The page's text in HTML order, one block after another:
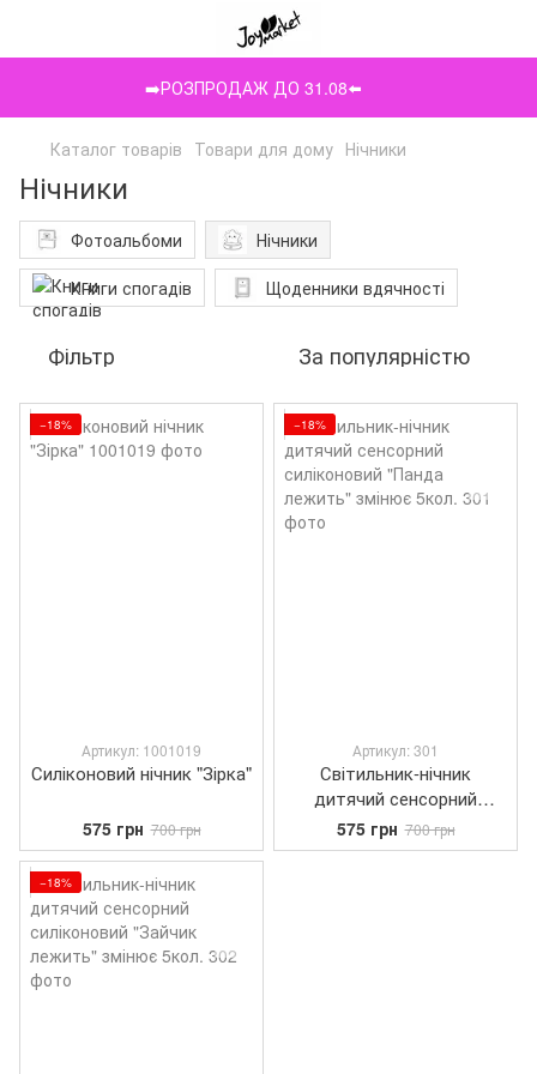
➡️РОЗПРОДАЖ ДО 31.08⬅️
Каталог товарів Товари для дому Нічники
Нічники
Фотоальбоми
Нічники
Книги спогадів
Щоденники вдячності
Фільтр За популярністю
−18%
Артикул: 1001019
Силіконовий нічник "Зірка"
575 грн 700 грн
−18%
Артикул: 301
Світильник-нічник
дитячий сенсорний
силіконовий "Панда
лежить" змінює 5кол.
575 грн 700 грн
−18%